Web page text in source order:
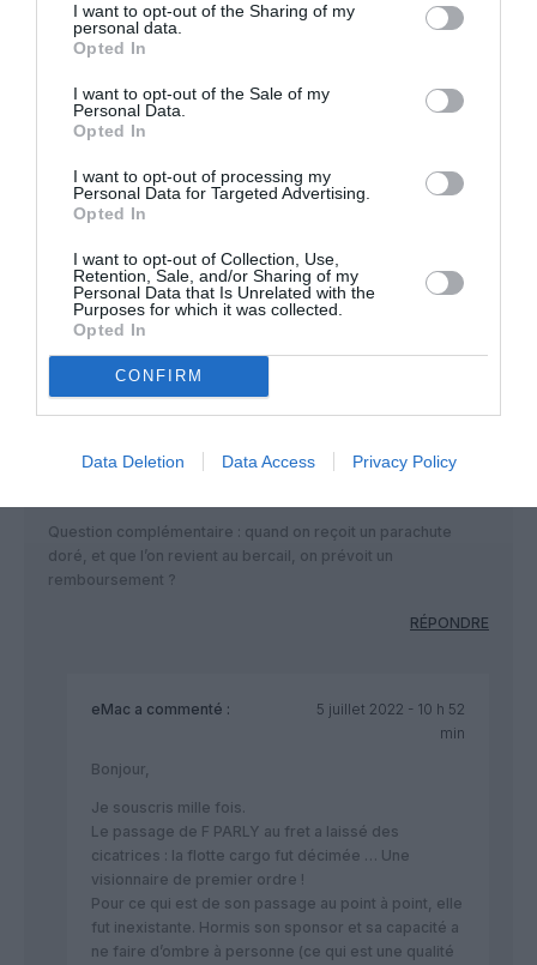
I want to opt-out of the Sharing of my
personal data.
Opted In
I want to opt-out of the Sale of my
Personal Data.
Opted In
I want to opt-out of processing my
Personal Data for Targeted Advertising.
Opted In
I want to opt-out of Collection, Use,
Retention, Sale, and/or Sharing of my
Personal Data that Is Unrelated with the
Purposes for which it was collected.
Opted In
CONFIRM
Data Deletion Data Access Privacy Policy
Parly 2a commenté :
5 juillet 2022 - 9 h 23 min
Manifestement très peu de réaction en interne face au retour
Vu que c’est un ballon d’essai dans la presse pour voir la
réaction des syndicats, Mr Macron en déduira que la voie est
libre.
RÉPONDRE
a commenté :
C’est sûr que Mme Parly ne laissera pas un souvenir brillant
armées, ou elle a surtout oeuvré pour décaler les livraisons
Question complémentaire : quand on reçoit un parachute
doré, et que l’on revient au bercail, on prévoit un
remboursement ?
RÉPONDRE
eMac a commenté :
5 juillet 2022 - 10 h 52
min
Bonjour,
Je souscris mille fois.
Le passage de F PARLY au fret a laissé des
cicatrices : la flotte cargo fut décimée … Une
visionnaire de premier ordre !
Pour ce qui est de son passage au point à point, elle
fut inexistante. Hormis son sponsor et sa capacité a
ne faire d’ombre à personne (ce qui est une qualité